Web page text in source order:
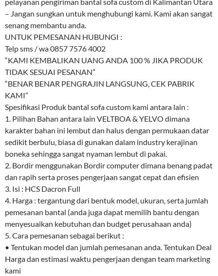
pelayanan pengiriman bantal sofa custom di Kalimantan Utara
– Jangan sungkan untuk menghubungi kami. Kami akan sangat
senang membantu anda.
UNTUK PEMESANAN HUBUNGI :
Telp sms / wa 0857 7576 4002
“KAMI KEMBALIKAN UANG ANDA 100 % JIKA PRODUK
TIDAK SESUAI PESANAN”
“BENAR BENAR PENGRAJIN LANGSUNG, CEK PABRIK
KAMI”
Spesifikasi Produk bantal sofa custom kami antara lain :
1. Pilihan Bahan antara lain VELTBOA & YELVO dimana
karakter bahan ini lembut dan halus dengan permukaan datar
sedikit berbulu, biasa di gunakan dalam industry kerajinan
boneka sehingga sangat nyaman lembut di pakai.
2. Bordir menggunakan Bordir computer dimana benang padat
dan rapih serta proses pengerjaan sangat cepat dan efisien
3. Isi : HCS Dacron Full
4. Harga : tergantung dari bentuk model, ukuran, serta jumlah
pemesanan bantal (anda juga dapat memilih bantu dengan
menyesuaikan kebutuhan dan budget perusahaan anda)
5. Cara pemesanan sebagai berikut :
• Tentukan model dan jumlah pemesanan anda. Tentukan Deal
Harga dan estimasi waktu pengerjaan dengan team marketing
kami